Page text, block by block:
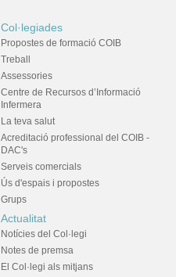
Col·legiades
Propostes de formació COIB
Treball
Assessories
Centre de Recursos d’Informació
Infermera
La teva salut
Acreditació professional del COIB -
DAC's
Serveis comercials
Ús d'espais i propostes
Grups
Actualitat
Notícies del Col·legi
Notes de premsa
El Col·legi als mitjans